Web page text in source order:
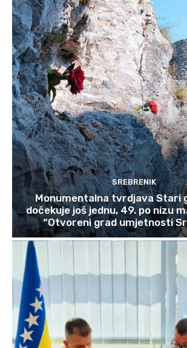
SREBRENIK
Monumentalna tvrdjava Stari
dočekuje još jednu, 49. po nizu
“Otvoreni grad umjetnosti